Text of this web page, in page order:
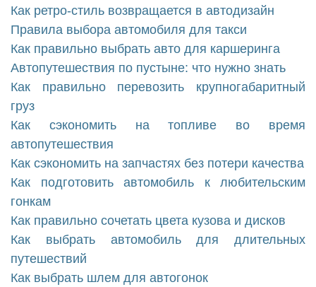
Как ретро-стиль возвращается в автодизайн
Правила выбора автомобиля для такси
Как правильно выбрать авто для каршеринга
Автопутешествия по пустыне: что нужно знать
Как правильно перевозить крупногабаритный
груз
Как сэкономить на топливе во время
автопутешествия
Как сэкономить на запчастях без потери качества
Как подготовить автомобиль к любительским
гонкам
Как правильно сочетать цвета кузова и дисков
Как выбрать автомобиль для длительных
путешествий
Как выбрать шлем для автогонок